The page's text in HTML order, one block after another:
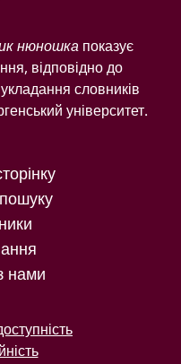
нюношкапоказує
відповідно до
словників
університет.
нами